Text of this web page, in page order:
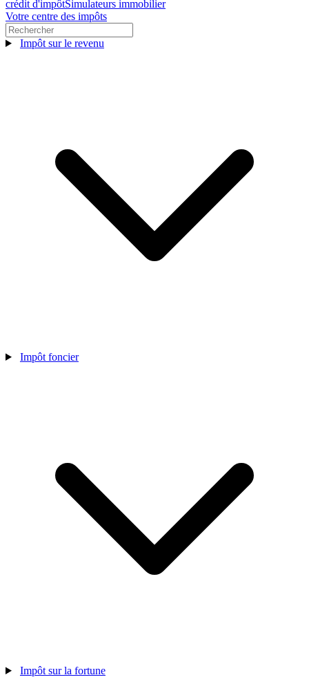
crédit d'impôtSimulateurs immobilier
Votre centre des impôts
Impôt sur le revenu
Impôt foncier
Impôt sur la fortune